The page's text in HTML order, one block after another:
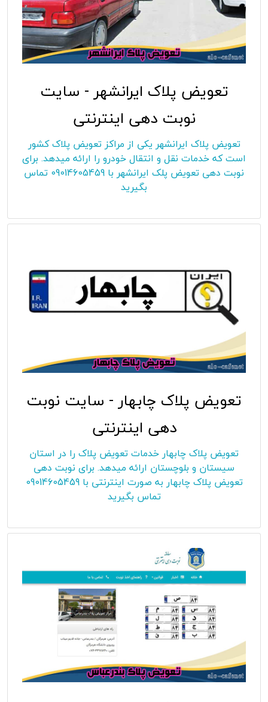
تعویض پلاک ایرانشهر - سایت
نوبت دهی اینترنتی
تعویض پلاک ایرانشهر یکی از مراکز تعویض پلاک کشور
است که خدمات نقل و انتقال خودرو را ارائه میدهد. برای
نوبت دهی تعویض پلک ایرانشهر با 09014605459 تماس
بگیرید
تعویض پلاک چابهار - سایت نوبت
دهی اینترنتی
تعویض پلاک چابهار خدمات تعویض پلاک را در استان
سیستان و بلوچستان ارائه میدهد. برای نوبت دهی
تعویض پلاک چابهار به صورت اینترنتی با 09014605459
تماس بگیرید